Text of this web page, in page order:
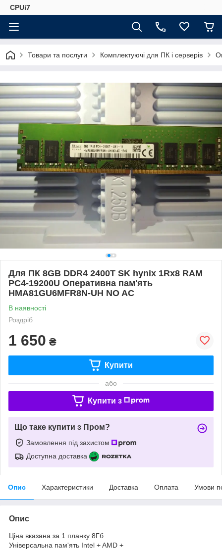
CPUi7
Товари та послуги Комплектуючі для ПК і серверів
Для ПК 8GB DDR4 2400T SK hynix 1Rx8 RAM
PC4-19200U Оперативна пам'ять
HMA81GU6MFR8N-UH NO AC
В наявності
Роздріб
1 650 ₴
Купити
або
Купити з
Що таке купити з Пром?
Замовлення під захистом
Доступна доставка
Опис Характеристики Доставка Оплата Умови
Опис
Ціна вказана за 1 планку 8Гб
Універсальна пам'ять Intel + AMD +